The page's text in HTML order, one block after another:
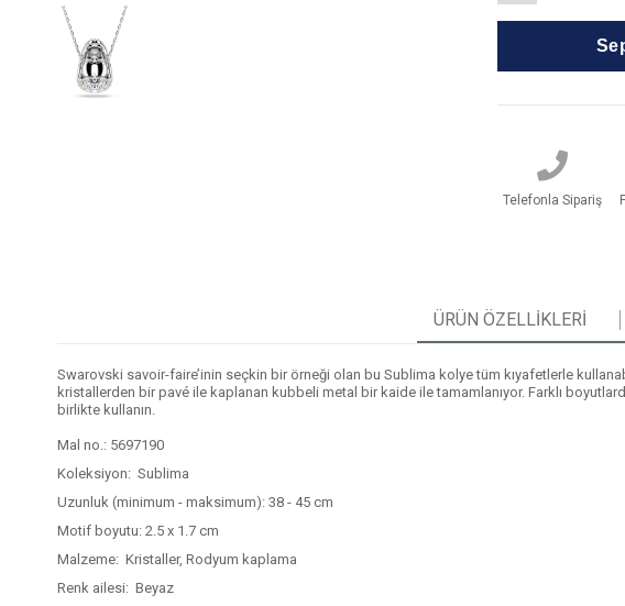
Telefonla Sipariş
ÜRÜN ÖZELLIKLERI
Swarovski savoir-faire’inin seçkin bir örneği olan bu Sublima kolye tüm kıyafetlerle
kristallerden bir pavé ile kaplanan kubbeli metal bir kaide ile tamamlanıyor. Farklı
birlikte kullanın.
Mal no.: 5697190
Koleksiyon: Sublima
Uzunluk (minimum - maksimum): 38 - 45 cm
Motif boyutu: 2.5 x 1.7 cm
Malzeme: Kristaller, Rodyum kaplama
Renk ailesi: Beyaz